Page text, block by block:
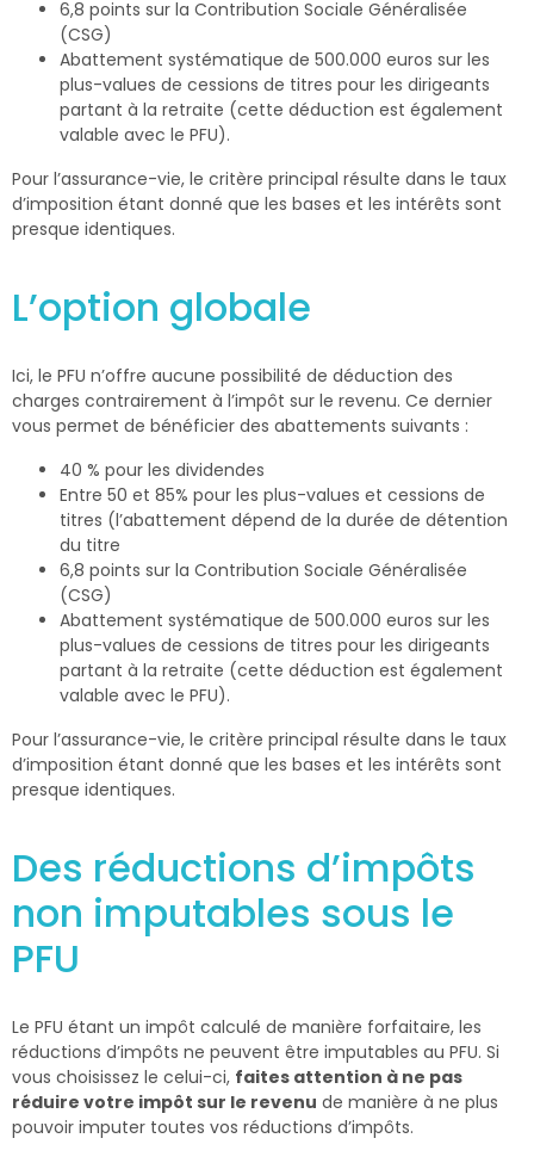
6,8 points sur la Contribution Sociale Généralisée
(CSG)
Abattement systématique de 500.000 euros sur les
plus-values de cessions de titres pour les dirigeants
partant à la retraite (cette déduction est également
valable avec le PFU).
Pour l’assurance-vie, le critère principal résulte dans le taux
d’imposition étant donné que les bases et les intérêts sont
presque identiques.
L’option globale
Ici, le PFU n’offre aucune possibilité de déduction des
charges contrairement à l’impôt sur le revenu. Ce dernier
vous permet de bénéficier des abattements suivants :
40 % pour les dividendes
Entre 50 et 85% pour les plus-values et cessions de
titres (l’abattement dépend de la durée de détention
du titre
6,8 points sur la Contribution Sociale Généralisée
(CSG)
Abattement systématique de 500.000 euros sur les
plus-values de cessions de titres pour les dirigeants
partant à la retraite (cette déduction est également
valable avec le PFU).
Pour l’assurance-vie, le critère principal résulte dans le taux
d’imposition étant donné que les bases et les intérêts sont
presque identiques.
Des réductions d’impôts
non imputables sous le
PFU
Le PFU étant un impôt calculé de manière forfaitaire, les
réductions d’impôts ne peuvent être imputables au PFU. Si
vous choisissez le celui-ci, faites attention à ne pas
réduire votre impôt sur le revenu de manière à ne plus
pouvoir imputer toutes vos réductions d’impôts.